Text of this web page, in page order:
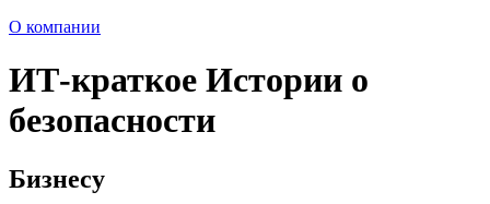
О компании
ИТ-краткое Истории о
безопасности
Бизнесу